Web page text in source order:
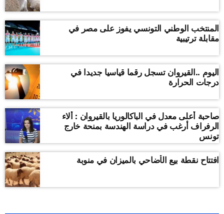
المنتخب الوطني التونسي يفوز على مصر في
مقابلة ترتيبية
اليوم ..القيروان تسجل رقما قياسيا جديدا في
درجات الحرارة
صاحبة أعلى معدل في الباكالوريا بالقيروان : ألاء
الرفراف أرغب في دراسة الهندسة بمنحة خارج
تونس
افتتاح نقطة بيع الأضاحي بالميزان في منوبة